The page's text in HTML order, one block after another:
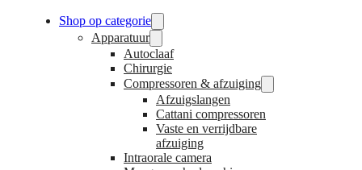
Shop op categorie
Apparatuur
Autoclaaf
Chirurgie
Compressoren & afzuiging
Afzuigslangen
Cattani compressoren
Vaste en verrijdbare
afzuiging
Intraorale camera